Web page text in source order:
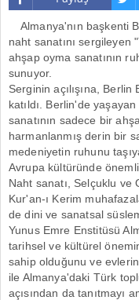
Almanya'nın başkenti
naht sanatını sergileyen
ahşap oyma sanatının
sunuyor.
Serginin açılışına,
katıldı. Berlin'de
sanatının sadece bir
harmanlanmış derin bir
medeniyetin ruhunu
Avrupa kültüründe
Naht sanatı, Selçuklu
Kur'an-ı Kerim
de dini ve sanatsal
Yunus Emre Enstitüsü
tarihsel ve kültürel
sahip olduğunu ve
ile Almanya'daki Türk
açısından da tanıtmayı